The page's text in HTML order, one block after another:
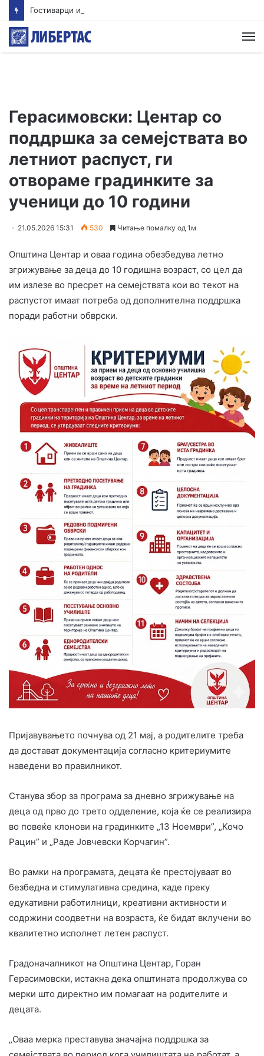
Гостиварци и натаму без пивка вода
Герасимовски: Центар со
поддршка за семејствата во
летниот распуст, ги
отвораме градинките за
ученици до 10 години
21.05.2026 15:31 530 Читање помалку од 1м
Општина Центар и оваа година обезбедува летно
згрижување за деца до 10 годишна возраст, со цел да
им излезе во пресрет на семејствата кои во текот на
распустот имаат потреба од дополнителна поддршка
поради работни обврски.
Пријавувањето почнува од 21 мај, а родителите треба
да достават документација согласно критериумите
наведени во правилникот.
Станува збор за програма за дневно згрижување на
деца од прво до трето одделение, која ќе се реализира
во повеќе клонови на градинките „13 Ноември”, „Кочо
Рацин” и „Раде Јовчевски Корчагин”.
Во рамки на програмата, децата ќе престојуваат во
безбедна и стимулативна средина, каде преку
едукативни работилници, креативни активности и
содржини соодветни на возраста, ќе бидат вклучени во
квалитетно исполнет летен распуст.
Градоначалникот на Општина Центар, Горан
Герасимовски, истакна дека општината продолжува со
мерки што директно им помагаат на родителите и
децата.
„Оваа мерка преставува значајна поддршка за